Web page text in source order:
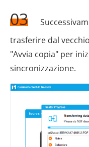
03
trasferire dal
"Avvia copia" per
sincronizzazione.